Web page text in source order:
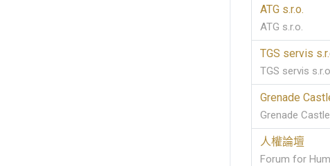
ATG s.r.o.
ATG s.r.o.
TGS servis
TGS servis
Grenade
Grenade Castle
人權論壇
Forum for